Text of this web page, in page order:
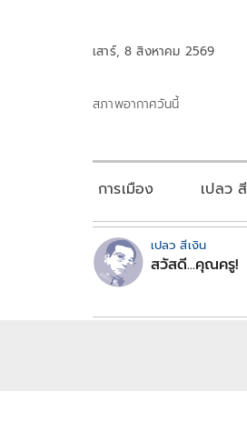
เสาร์, 8 สิงหาคม 2569
สภาพอากาศวันนี้
การเมือง เปลว
เปลว สีเงิน
สวัสดี...คุณครู!